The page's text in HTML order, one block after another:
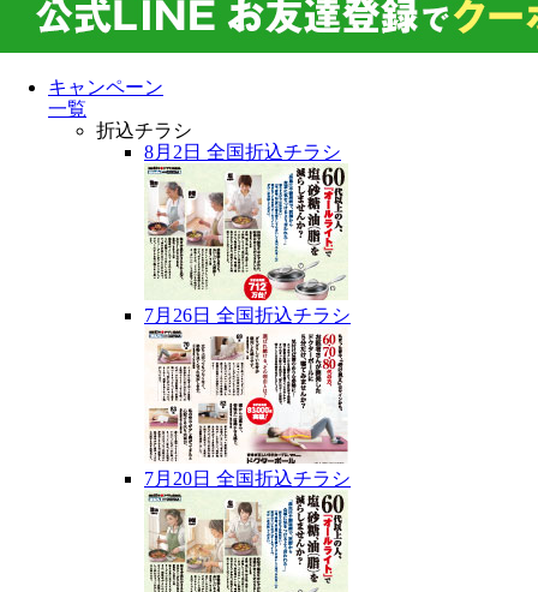
キャンペーン
一覧
折込チラシ
8月2日 全国折込チラシ
7月26日 全国折込チラシ
7月20日 全国折込チラシ